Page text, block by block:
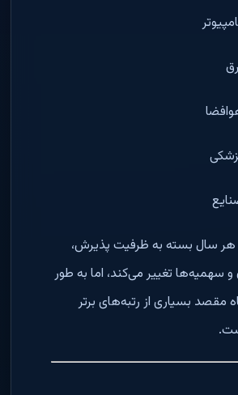
هر سال بسته به ظرفیت پذیرش،
و سهمیه‌ها تغییر می‌کند، اما به طور
مقصد بسیاری از رتبه‌های برتر